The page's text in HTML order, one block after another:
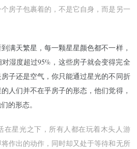
房子包裹着的，不是它自身，而是另一
满天繁星，每一颗星星颜色都不一样，
湿度超过95%，这些房子就会变得完全
子还是空气，你只能通过星光的不同折
人们并不在乎房子的形态，他们觉得，
的形态。
在星光之下，所有人都在玩着木头人游
作出的动作，同时却又处于等待和无所